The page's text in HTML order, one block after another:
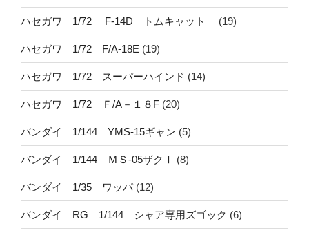
ハセガワ 1/72 F-14D トムキャット (19)
ハセガワ 1/72 F/A-18E (19)
ハセガワ 1/72 スーパーハインド (14)
ハセガワ 1/72 Ｆ/A－１８F (20)
バンダイ 1/144 YMS-15ギャン (5)
バンダイ 1/144 ＭＳ-05ザクⅠ (8)
バンダイ 1/35 ワッパ(12)
バンダイ RG 1/144 シャア専用ズゴック (6)